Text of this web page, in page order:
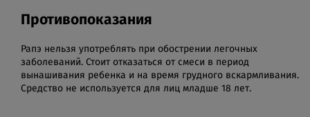
Противопоказания
Рапэ нельзя употреблять при обострении легочных
заболеваний. Стоит отказаться от смеси в период
вынашивания ребенка и на время грудного вскармливания.
Средство не используется для лиц младше 18 лет.